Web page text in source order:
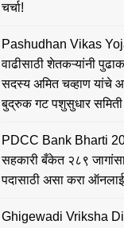
चर्चा!
Pashudhan Vikas
वाढीसाठी शेतकऱ्यांनी
सदस्य अमित चव्हाण यांचे
बुद्रुक गट पशुसुधार
PDCC Bank Bharti
सहकारी बँकेत २८९
पदासाठी असा करा
Ghigewadi Vriksha